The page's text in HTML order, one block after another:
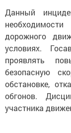
Данный
дорожного
условиях.
проявлять
безопасную
обстановке,
обгонов.
участника